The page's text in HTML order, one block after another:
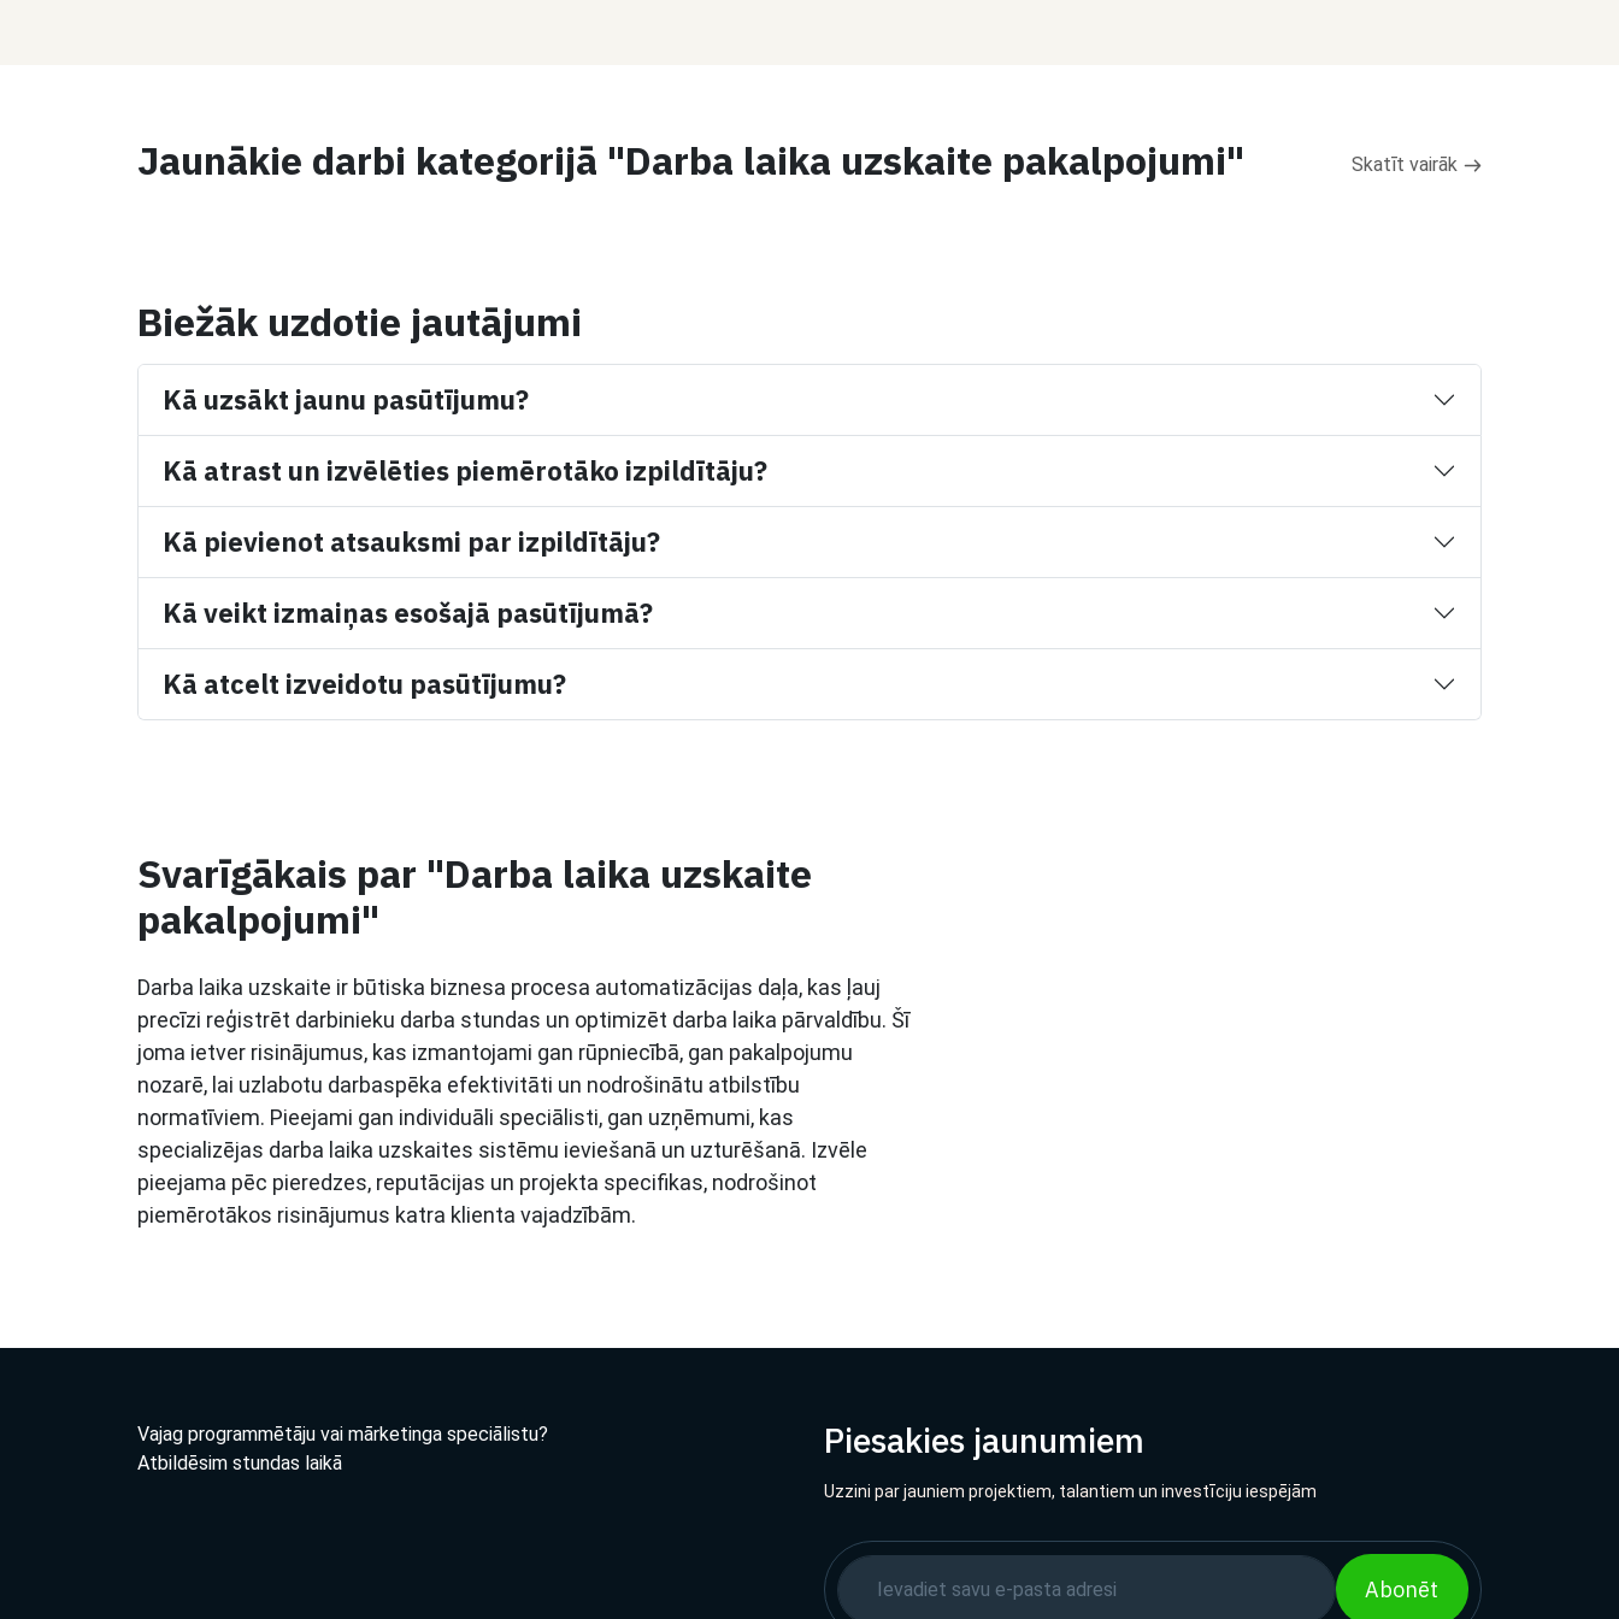
Jaunākie darbi kategorijā "Darba laika uzskaite pakalpojumi" Skatīt vairāk
Biežāk uzdotie jautājumi
Kā uzsākt jaunu pasūtījumu?
Kā atrast un izvēlēties piemērotāko izpildītāju?
Kā pievienot atsauksmi par izpildītāju?
Kā veikt izmaiņas esošajā pasūtījumā?
Kā atcelt izveidotu pasūtījumu?
Svarīgākais par "Darba laika uzskaite
pakalpojumi"
Darba laika uzskaite ir būtiska biznesa procesa automatizācijas daļa, kas ļauj
precīzi reģistrēt darbinieku darba stundas un optimizēt darba laika pārvaldību. Šī
joma ietver risinājumus, kas izmantojami gan rūpniecībā, gan pakalpojumu
nozarē, lai uzlabotu darbaspēka efektivitāti un nodrošinātu atbilstību
normatīviem. Pieejami gan individuāli speciālisti, gan uzņēmumi, kas
specializējas darba laika uzskaites sistēmu ieviešanā un uzturēšanā. Izvēle
pieejama pēc pieredzes, reputācijas un projekta specifikas, nodrošinot
piemērotākos risinājumus katra klienta vajadzībām.
Vajag programmētāju vai mārketinga speciālistu?
Atbildēsim stundas laikā
Piesakies jaunumiem
Uzzini par jauniem projektiem, talantiem un investīciju iespējām
Abonēt